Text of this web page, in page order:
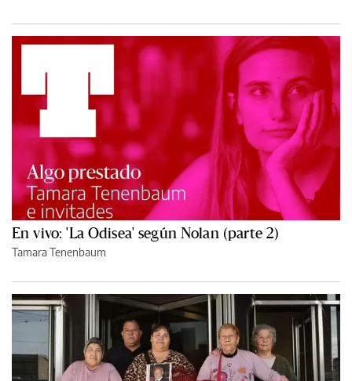
En vivo: 'La Odisea' según Nolan (parte 2)
Tamara Tenenbaum